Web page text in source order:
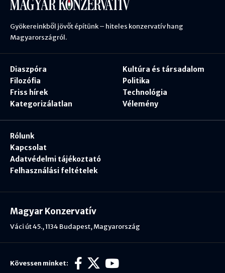
Gyökereinkből jövőt építünk – hiteles konzervatív hang
Magyarországról.
Diaszpóra
Filozófia
Friss hírek
Kategorizálatlan
Kultúra és társadalom
Politika
Technológia
Vélemény
Rólunk
Kapcsolat
Adatvédelmi tájékoztató
Felhasználási feltételek
Kövessen minket:
Magyar Konzervatív
Váci út 45., 1134 Budapest, Magyarország